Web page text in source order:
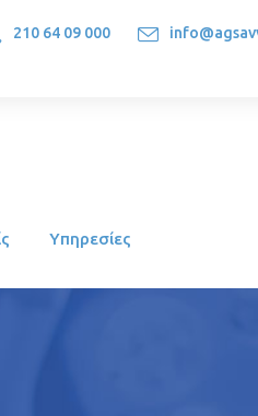
210 64 09 000
Υπηρεσίες